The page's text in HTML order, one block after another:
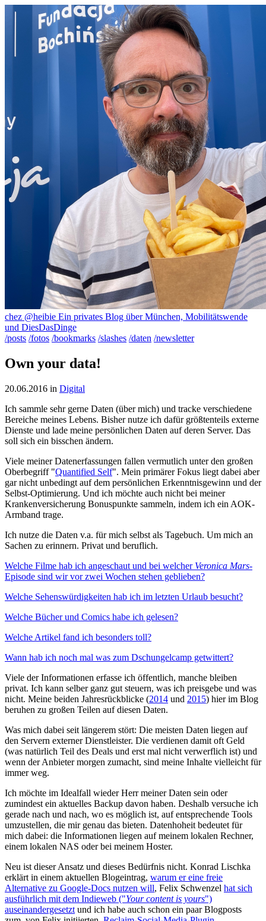
chez @heibie Ein privates Blog über München, Mobilitätswende
und DiesDasDinge
/posts /fotos /bookmarks /slashes /daten /newsletter
Own your data!
20.06.2016 in Digital
Ich sammle sehr gerne Daten (über mich) und tracke verschiedene
Bereiche meines Lebens. Bisher nutze ich dafür größtenteils externe
Dienste und lade meine persönlichen Daten auf deren Server. Das
soll sich ein bisschen ändern.
Viele meiner Datenerfassungen fallen vermutlich unter den großen
Oberbegriff "Quantified Self". Mein primärer Fokus liegt dabei aber
gar nicht unbedingt auf dem persönlichen Erkenntnisgewinn und der
Selbst-Optimierung. Und ich möchte auch nicht bei meiner
Krankenversicherung Bonuspunkte sammeln, indem ich ein AOK-
Armband trage.
Ich nutze die Daten v.a. für mich selbst als Tagebuch. Um mich an
Sachen zu erinnern. Privat und beruflich.
Welche Filme hab ich angeschaut und bei welcher Veronica Mars-
Episode sind wir vor zwei Wochen stehen geblieben?
Welche Sehenswürdigkeiten hab ich im letzten Urlaub besucht?
Welche Bücher und Comics habe ich gelesen?
Welche Artikel fand ich besonders toll?
Wann hab ich noch mal was zum Dschungelcamp getwittert?
Viele der Informationen erfasse ich öffentlich, manche bleiben
privat. Ich kann selber ganz gut steuern, was ich preisgebe und was
nicht. Meine beiden Jahresrückblicke (2014 und 2015) hier im Blog
beruhen zu großen Teilen auf diesen Daten.
Was mich dabei seit längerem stört: Die meisten Daten liegen auf
den Servern externer Dienstleister. Die verdienen damit oft Geld
(was natürlich Teil des Deals und erst mal nicht verwerflich ist) und
wenn der Anbieter morgen zumacht, sind meine Inhalte vielleicht für
immer weg.
Ich möchte im Idealfall wieder Herr meiner Daten sein oder
zumindest ein aktuelles Backup davon haben. Deshalb versuche ich
gerade nach und nach, wo es möglich ist, auf entsprechende Tools
umzustellen, die mir genau das bieten. Datenhoheit bedeutet für
mich dabei: die Informationen liegen auf meinem lokalen Rechner,
einem lokalen NAS oder bei meinem Hoster.
Neu ist dieser Ansatz und dieses Bedürfnis nicht. Konrad Lischka
erklärt in einem aktuellen Blogeintrag, warum er eine freie
Alternative zu Google-Docs nutzen will, Felix Schwenzel hat sich
ausführlich mit dem Indieweb ("Your content is yours")
auseinandergesetzt und ich habe auch schon ein paar Blogposts